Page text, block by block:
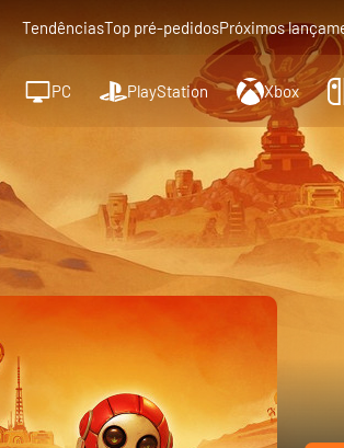
TendênciasTop pré-pedidosPróximos
PC PlayStation Xbox